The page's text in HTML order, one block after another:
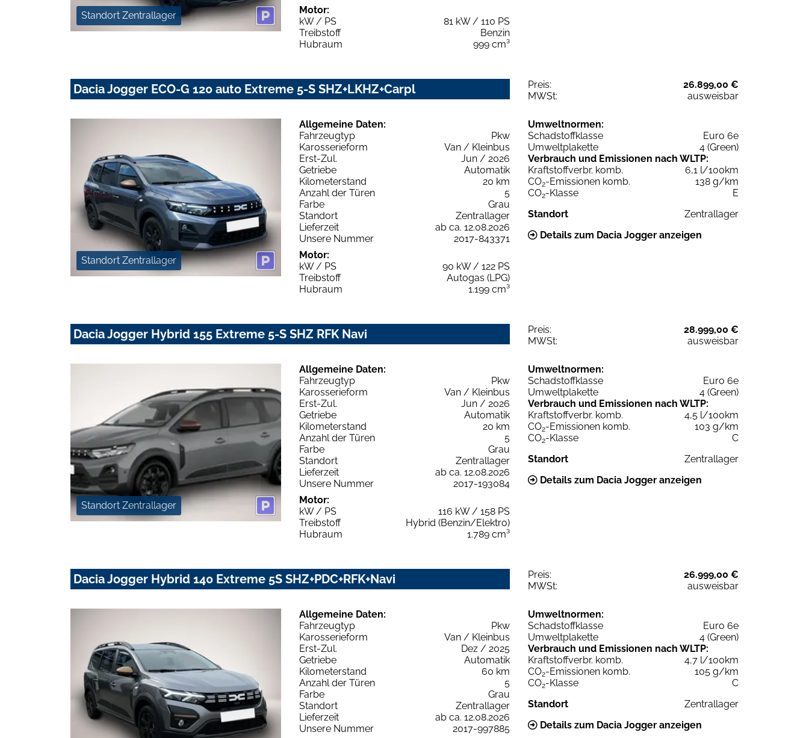
Standort Zentrallager
Motor:
kW / PS
81 kW / 110 PS
Treibstoff
Benzin
Hubraum
999 cm³
Dacia Jogger ECO-G 120 auto Extreme 5-S SHZ+LKHZ+Carpl Preis:
26.899,00 €
MWSt:
ausweisbar
Standort Zentrallager
Allgemeine Daten:
Fahrzeugtyp
Pkw
Karosserieform
Van / Kleinbus
Erst-Zul.
Jun / 2026
Getriebe
Automatik
Kilometerstand
20 km
Anzahl der Türen
5
Farbe
Grau
Standort
Zentrallager
Lieferzeit
ab ca. 12.08.2026
Unsere Nummer
2017-843371
Motor:
kW / PS
90 kW / 122 PS
Treibstoff
Autogas (LPG)
Hubraum
1.199 cm³
Umweltnormen:
Schadstoffklasse
Euro 6e
Umweltplakette
4 (Green)
Verbrauch und Emissionen nach WLTP:
Kraftstoffverbr. komb.
6,1 l/100km
CO2-Emissionen komb.
138 g/km
CO2-Klasse
E
Standort
Zentrallager
Details zum Dacia Jogger anzeigen
Dacia Jogger Hybrid 155 Extreme 5-S SHZ RFK Navi Preis:
28.999,00 €
MWSt:
ausweisbar
Standort Zentrallager
Allgemeine Daten:
Fahrzeugtyp
Pkw
Karosserieform
Van / Kleinbus
Erst-Zul.
Jun / 2026
Getriebe
Automatik
Kilometerstand
20 km
Anzahl der Türen
5
Farbe
Grau
Standort
Zentrallager
Lieferzeit
ab ca. 12.08.2026
Unsere Nummer
2017-193084
Motor:
kW / PS
116 kW / 158 PS
Treibstoff
Hybrid (Benzin/Elektro)
Hubraum
1.789 cm³
Umweltnormen:
Schadstoffklasse
Euro 6e
Umweltplakette
4 (Green)
Verbrauch und Emissionen nach WLTP:
Kraftstoffverbr. komb.
4,5 l/100km
CO2-Emissionen komb.
103 g/km
CO2-Klasse
C
Standort
Zentrallager
Details zum Dacia Jogger anzeigen
Dacia Jogger Hybrid 140 Extreme 5S SHZ+PDC+RFK+Navi Preis:
26.999,00 €
MWSt:
ausweisbar
Allgemeine Daten:
Fahrzeugtyp
Pkw
Karosserieform
Van / Kleinbus
Erst-Zul.
Dez / 2025
Getriebe
Automatik
Kilometerstand
60 km
Anzahl der Türen
5
Farbe
Grau
Standort
Zentrallager
Lieferzeit
ab ca. 12.08.2026
Unsere Nummer
2017-997885
Umweltnormen:
Schadstoffklasse
Euro 6e
Umweltplakette
4 (Green)
Verbrauch und Emissionen nach WLTP:
Kraftstoffverbr. komb.
4,7 l/100km
CO2-Emissionen komb.
105 g/km
CO2-Klasse
C
Standort
Zentrallager
Details zum Dacia Jogger anzeigen